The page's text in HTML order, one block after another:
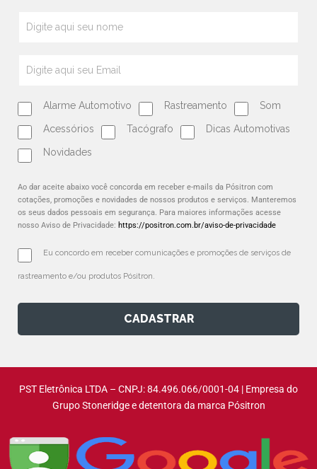
Alarme Automotivo Rastreamento Som
Acessórios Tacógrafo Dicas Automotivas
Novidades
Ao dar aceite abaixo você concorda em receber e-mails da Pósitron com
cotações, promoções e novidades de nossos produtos e serviços. Manteremos
os seus dados pessoais em segurança. Para maiores informações acesse
nosso Aviso de Privacidade: https://positron.com.br/aviso-de-privacidade
Eu concordo em receber comunicações e promoções de serviços de
rastreamento e/ou produtos Pósitron.
CADASTRAR
PST Eletrônica LTDA – CNPJ: 84.496.066/0001-04 | Empresa do
Grupo Stoneridge e detentora da marca Pósitron